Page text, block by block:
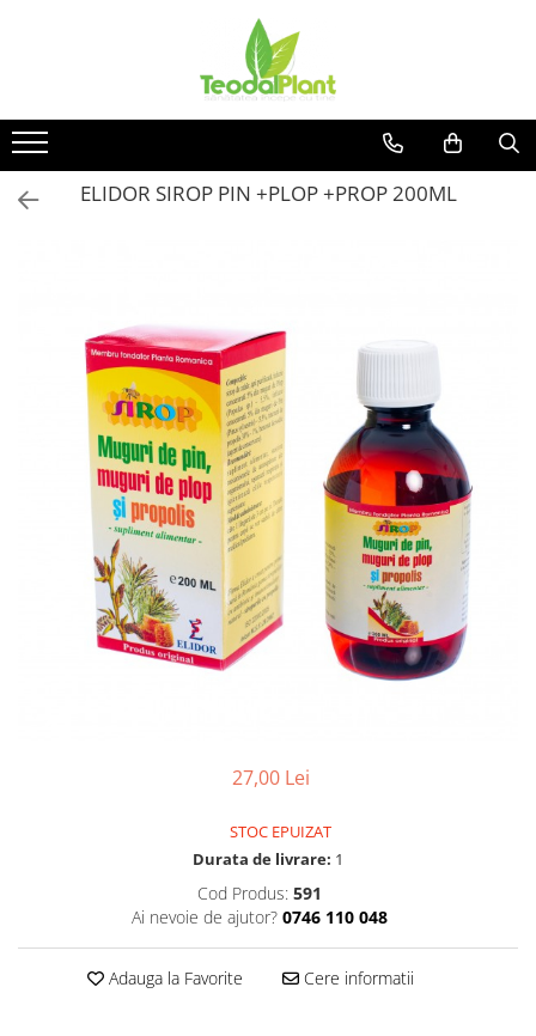
SUPLIMENTE ARTICULATII
ANTIINFLAMATOARE
SUPLIMENTE TONICE
SUPLIMENTE DIABET
SUPLIMENTE DIVERSE
SUPLIMENTE HORMONALE
SUPLIMENTE CARDIO VASCULARE
SUPLIMENTE
HEPATOPROTECTOARE-BILA
SUPLIMENTE MEMORIE SI
CIRCULATIE
SUPLIMENTE POTENȚĂ
SUPLIMENTE PROSTATĂ
SUPLIMENTE SLĂBIRE
SUPLIMENTE SOMN DEPRESIE
SUPLIMENTE COLESTEROL
SUPLIMENTE RĂCEALĂ- APARAT
RESPIRATOR ANTIVIRAL
SUPLIMENTE ANTIOXIDANȚI-
ANTITUMORAL
SUPLIMENTE URO-GENITAL
ELIDOR SIROP PIN +PLOP +PROP 200ML
27,00 Lei
STOC EPUIZAT
Durata de livrare: 1
Cod Produs: 591
Ai nevoie de ajutor? 0746 110 048
Adauga la Favorite Cere informatii